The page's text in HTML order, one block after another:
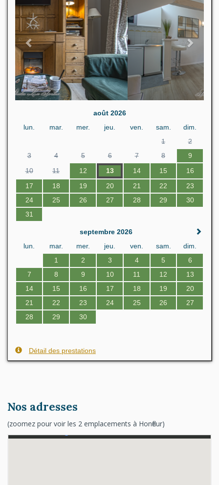
août 2026
lun.
mar. mer. jeu. ven. sam.
dim.
1
2
3
4 5 6 7 8
9
10
11 12 13 14 15
16
17
18 19 20 21 22
23
24
25 26 27 28 29
30
31
septembre 2026
lun.
mar. mer. jeu. ven. sam.
dim.
1
2 3 4 5
6
7
8 9 10 11 12
13
14
15 16 17 18 19
20
21
22 23 24 25 26
27
28
29 30
Détail des prestations
Nos adresses
(zoomez pour voir les 2 emplacements à Honfleur)